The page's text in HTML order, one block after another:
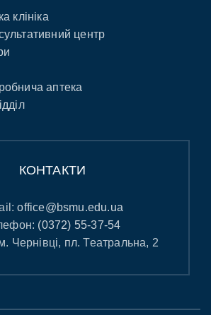
клініка
центр
аптека
КОНТАКТИ
office@bsmu.edu.ua
(0372) 55-37-54
Чернівці, пл. Театральна, 2